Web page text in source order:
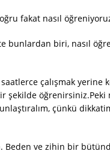
fakat nasıl
bunlardan biri, nasıl
çalışmak yerine
şekilde
çünkü
Beden ve zihin bir